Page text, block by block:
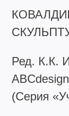
Ред. К.К.
(Серия